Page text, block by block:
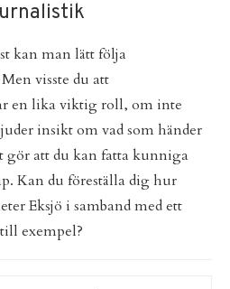
kan man lätt följa
visste du att
en lika viktig roll, om inte
insikt om vad som händer
att du kan fatta kunniga
Kan du föreställa dig hur
Eksjö i samband med ett
exempel?